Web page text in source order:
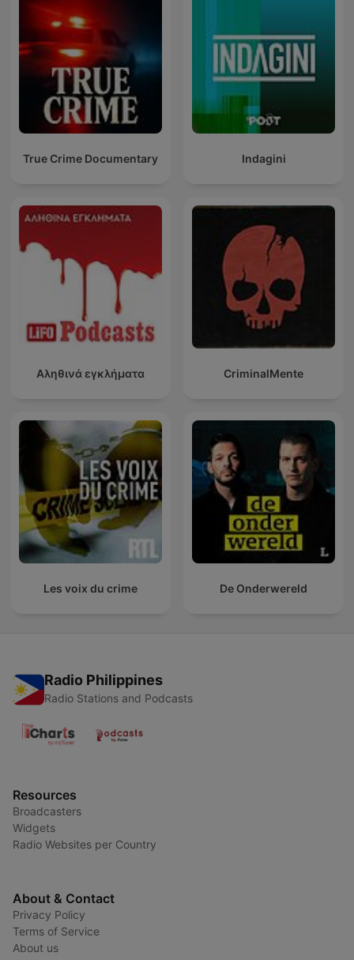
True Crime Documentary Indagini
Αληθινά εγκλήματα CriminalMente
Les voix du crime De Onderwereld
Radio Philippines
Radio Stations and Podcasts
Resources
Broadcasters
Widgets
Radio Websites per Country
About & Contact
Privacy Policy
Terms of Service
About us